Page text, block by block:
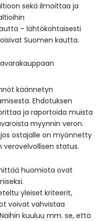
sekä ilmoittaa ja
– lähtökohtaisesti
Suomen kautta.
käännetyn
Ehdotuksen
ja raportoida muista
myynnin veron.
ostajalle on myönnetty
status.
huomiota ovat
yleiset kriteerit,
voivat vahvistaa
kuuluu mm. se, että